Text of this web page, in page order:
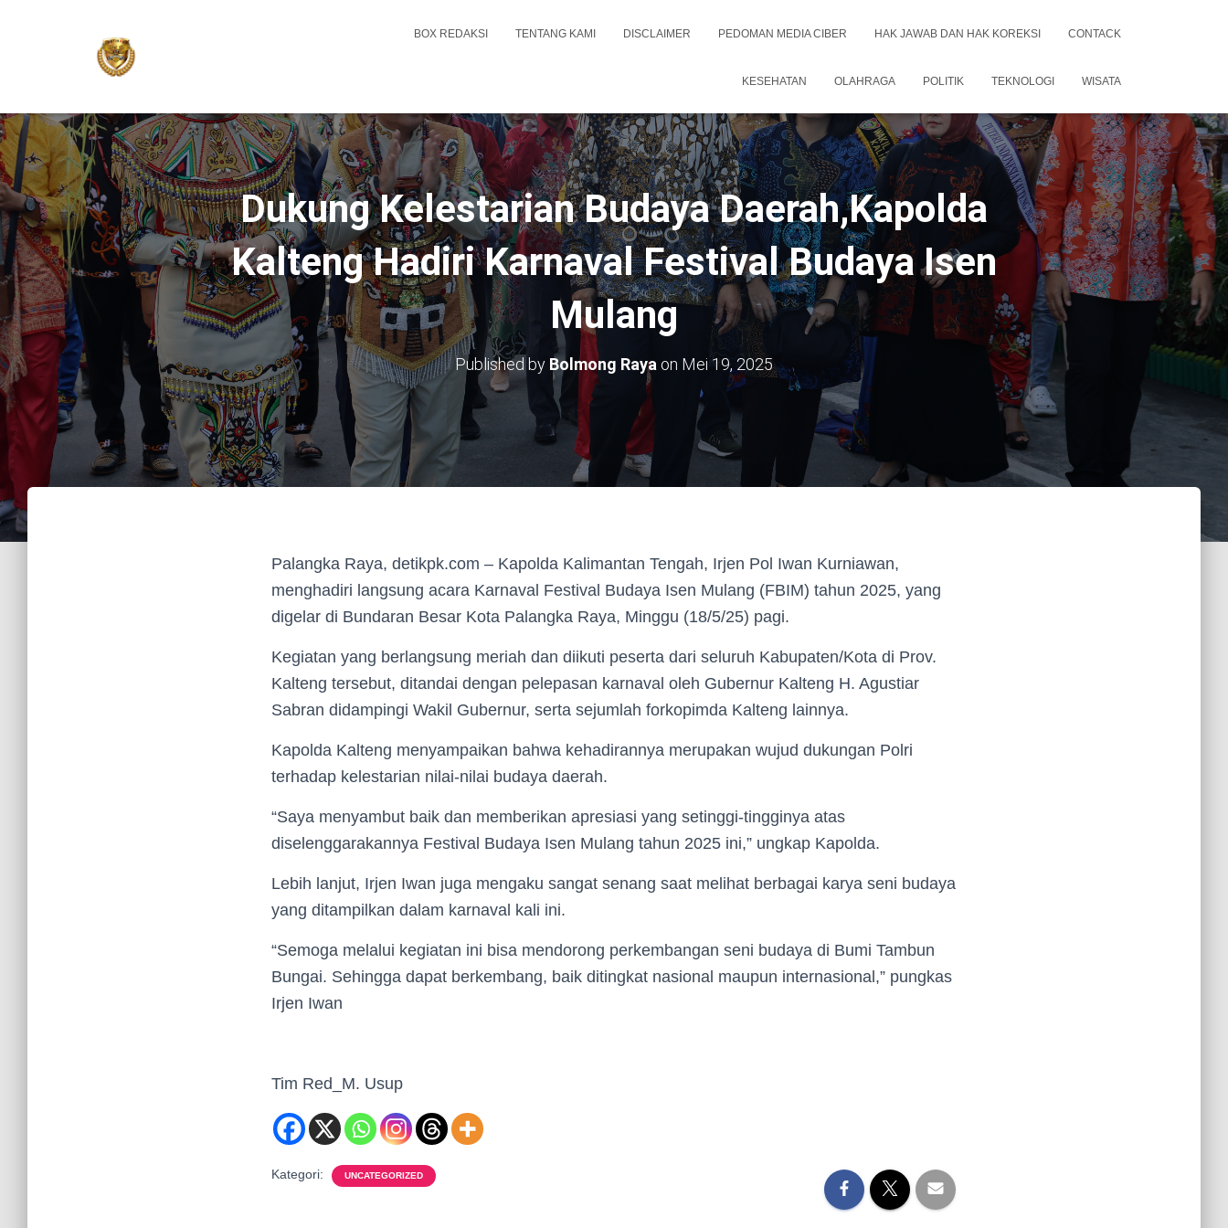
BOX REDAKSI TENTANG KAMI DISCLAIMER PEDOMAN MEDIA CIBER HAK JAWAB DAN HAK KOREKSI CONTACK
KESEHATAN OLAHRAGA POLITIK TEKNOLOGI WISATA
Dukung Kelestarian Budaya Daerah,Kapolda
Kalteng Hadiri Karnaval Festival Budaya Isen
Mulang
Published by Bolmong Raya on Mei 19, 2025
Palangka Raya, detikpk.com – Kapolda Kalimantan Tengah, Irjen Pol Iwan Kurniawan,
menghadiri langsung acara Karnaval Festival Budaya Isen Mulang (FBIM) tahun 2025, yang
digelar di Bundaran Besar Kota Palangka Raya, Minggu (18/5/25) pagi.
Kegiatan yang berlangsung meriah dan diikuti peserta dari seluruh Kabupaten/Kota di Prov.
Kalteng tersebut, ditandai dengan pelepasan karnaval oleh Gubernur Kalteng H. Agustiar
Sabran didampingi Wakil Gubernur, serta sejumlah forkopimda Kalteng lainnya.
Kapolda Kalteng menyampaikan bahwa kehadirannya merupakan wujud dukungan Polri
terhadap kelestarian nilai-nilai budaya daerah.
“Saya menyambut baik dan memberikan apresiasi yang setinggi-tingginya atas
diselenggarakannya Festival Budaya Isen Mulang tahun 2025 ini,” ungkap Kapolda.
Lebih lanjut, Irjen Iwan juga mengaku sangat senang saat melihat berbagai karya seni budaya
yang ditampilkan dalam karnaval kali ini.
“Semoga melalui kegiatan ini bisa mendorong perkembangan seni budaya di Bumi Tambun
Bungai. Sehingga dapat berkembang, baik ditingkat nasional maupun internasional,” pungkas
Irjen Iwan
Tim Red_M. Usup
Kategori: UNCATEGORIZED